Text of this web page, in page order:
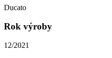
Ducato
Rok výroby
12/2021